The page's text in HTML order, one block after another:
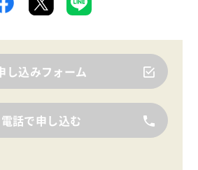
し込みフォーム
電話で申し込む